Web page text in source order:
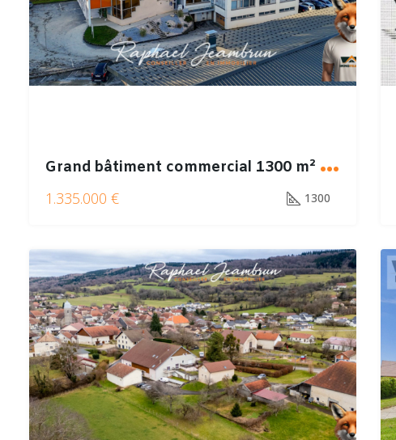
G
rand bâtiment commercial 1300 m² MORTEAU– Emplacement stratégique
1.335.000 € 1300